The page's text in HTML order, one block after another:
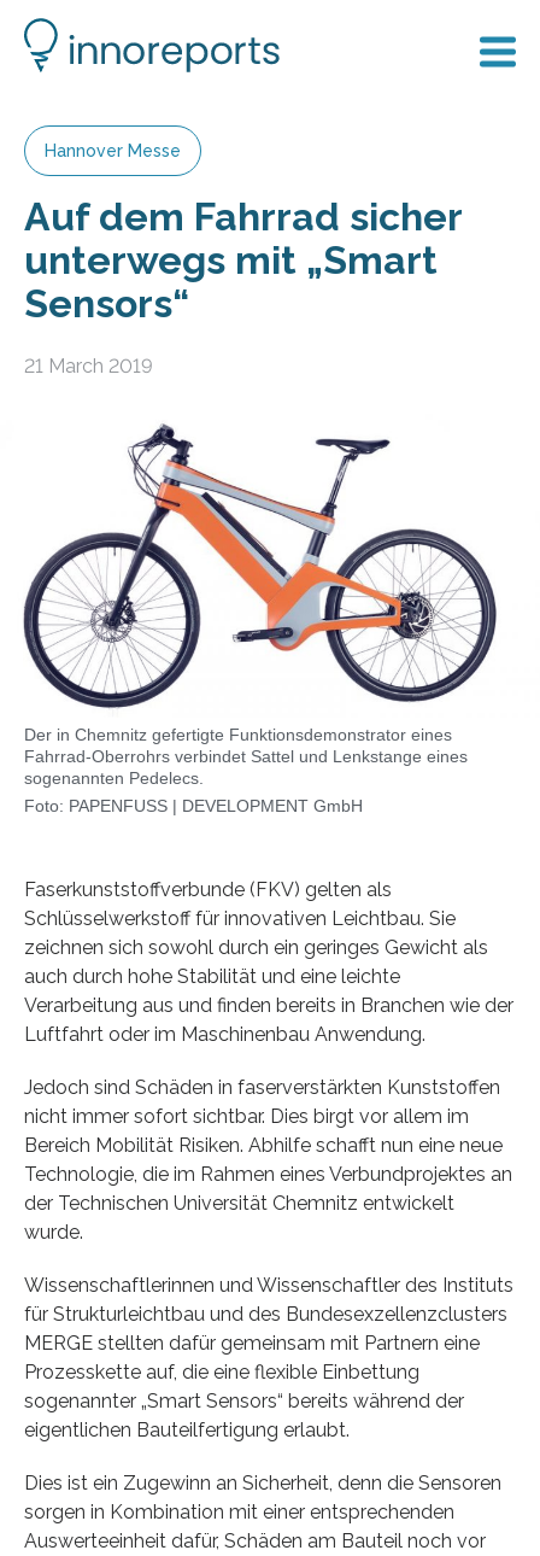
Hannover Messe
Auf dem Fahrrad sicher
unterwegs mit „Smart
Sensors“
21 March 2019
Der in Chemnitz gefertigte Funktionsdemonstrator eines
Fahrrad-Oberrohrs verbindet Sattel und Lenkstange eines
sogenannten Pedelecs.
Foto: PAPENFUSS | DEVELOPMENT GmbH
Faserkunststoffverbunde (FKV) gelten als
Schlüsselwerkstoff für innovativen Leichtbau. Sie
zeichnen sich sowohl durch ein geringes Gewicht als
auch durch hohe Stabilität und eine leichte
Verarbeitung aus und finden bereits in Branchen wie der
Luftfahrt oder im Maschinenbau Anwendung.
Jedoch sind Schäden in faserverstärkten Kunststoffen
nicht immer sofort sichtbar. Dies birgt vor allem im
Bereich Mobilität Risiken. Abhilfe schafft nun eine neue
Technologie, die im Rahmen eines Verbundprojektes an
der Technischen Universität Chemnitz entwickelt
wurde.
Wissenschaftlerinnen und Wissenschaftler des Instituts
für Strukturleichtbau und des Bundesexzellenzclusters
MERGE stellten dafür gemeinsam mit Partnern eine
Prozesskette auf, die eine flexible Einbettung
sogenannter „Smart Sensors“ bereits während der
eigentlichen Bauteilfertigung erlaubt.
Dies ist ein Zugewinn an Sicherheit, denn die Sensoren
sorgen in Kombination mit einer entsprechenden
Auswerteeinheit dafür, Schäden am Bauteil noch vor